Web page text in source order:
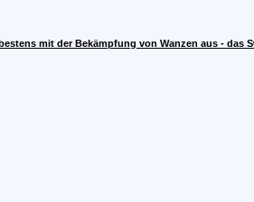
mit der Bekämpfung von Wanzen aus - das